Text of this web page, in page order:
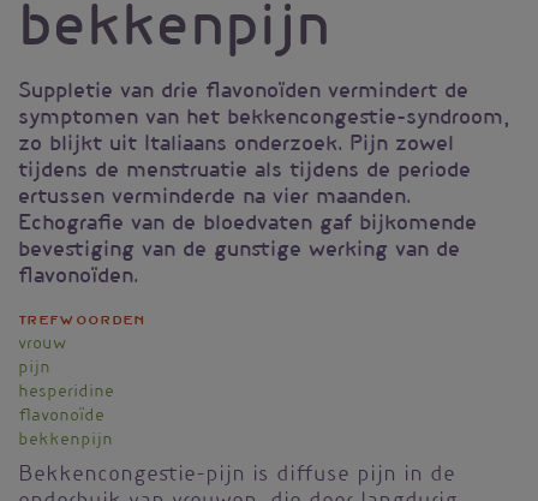
bekkenpijn
Suppletie van drie flavonoïden vermindert de
symptomen van het bekkencongestie-syndroom,
zo blijkt uit Italiaans onderzoek. Pijn zowel
tijdens de menstruatie als tijdens de periode
ertussen verminderde na vier maanden.
Echografie van de bloedvaten gaf bijkomende
bevestiging van de gunstige werking van de
flavonoïden.
Trefwoorden
vrouw
pijn
hesperidine
flavonoïde
bekkenpijn
Bekkencongestie-pijn is diffuse pijn in de